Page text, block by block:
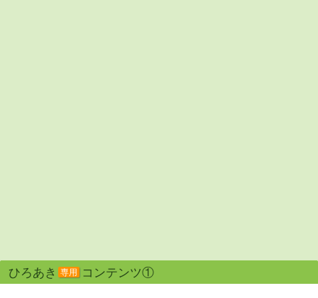
ひろあき 専用 コンテンツ①